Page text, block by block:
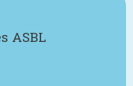
ASBL